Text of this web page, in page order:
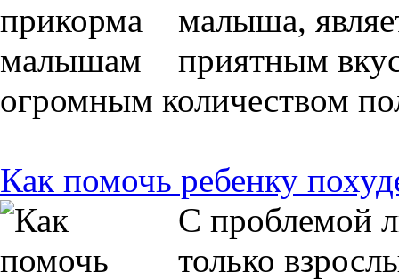
малыша,
приятным
огромным количеством
Как помочь ребенку
С проблемой
только